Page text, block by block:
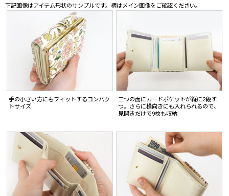
下記画像はアイテム形状のサンプルです。柄はメイン画像をご確認ください。
手の小さい方にもフィットするコンパク
トサイズ
三つの面にカードポケットが縦に2段ず
つ。さらに横向きにも入れられるので、
見開きだけで9枚も収納